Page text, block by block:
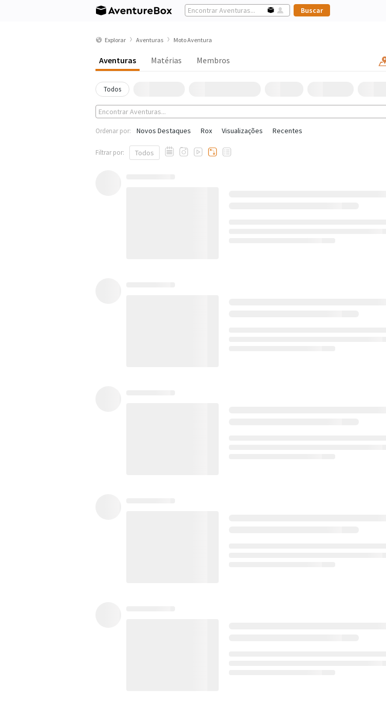
Explorar Aventuras Moto Aventura
Aventuras Matérias Membros
Todos
Ordenar por: Novos Destaques Rox Visualizações Recentes
Filtrar por: Todos